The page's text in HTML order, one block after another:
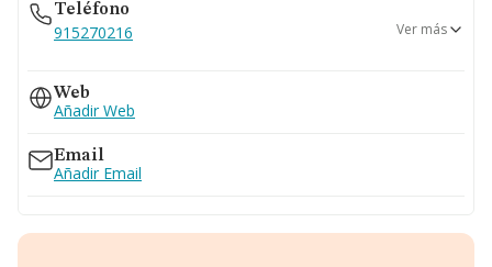
Teléfono
915270216
916376804
Ver más
Web
Añadir Web
Email
Añadir Email